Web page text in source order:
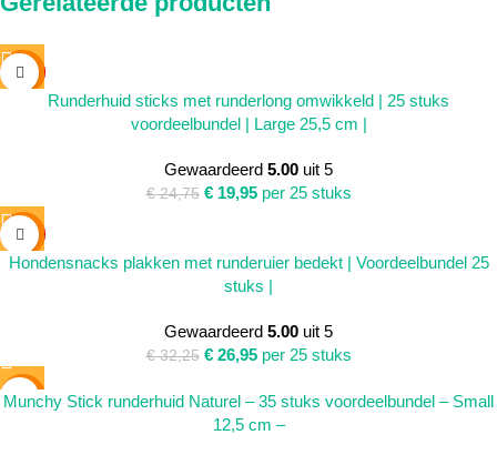
Runderhuid sticks met runderlong omwikkeld | 25 stuks
voordeelbundel | Large 25,5 cm |
Gewaardeerd 5.00 uit 5
€24,75 €19,95 per 25 stuks
Hondensnacks plakken met runderuier bedekt | Voordeelbundel 25
stuks |
Gewaardeerd 5.00 uit 5
€32,25 €26,95 per 25 stuks
SALE
Munchy Stick runderhuid Naturel – 35 stuks voordeelbundel – Small
12,5 cm –